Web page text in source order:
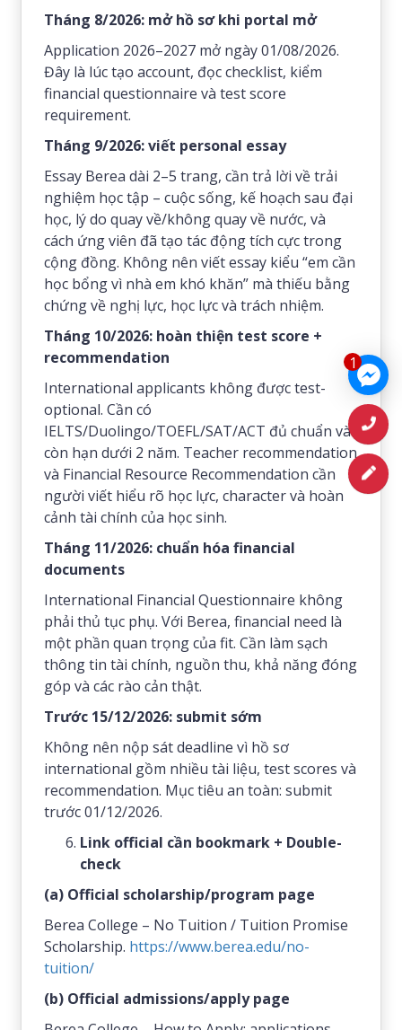
1
Tháng 8/2026: mở hồ sơ khi portal mở
Application 2026–2027 mở ngày 01/08/2026.
Đây là lúc tạo account, đọc checklist, kiểm
financial questionnaire và test score
requirement.
Tháng 9/2026: viết personal essay
Essay Berea dài 2–5 trang, cần trả lời về trải
nghiệm học tập – cuộc sống, kế hoạch sau đại
học, lý do quay về/không quay về nước, và
cách ứng viên đã tạo tác động tích cực trong
cộng đồng. Không nên viết essay kiểu “em cần
học bổng vì nhà em khó khăn” mà thiếu bằng
chứng về nghị lực, học lực và trách nhiệm.
Tháng 10/2026: hoàn thiện test score +
recommendation
International applicants không được test-
optional. Cần có
IELTS/Duolingo/TOEFL/SAT/ACT đủ chuẩn và
còn hạn dưới 2 năm. Teacher recommendation
và Financial Resource Recommendation cần
người viết hiểu rõ học lực, character và hoàn
cảnh tài chính của học sinh.
Tháng 11/2026: chuẩn hóa financial
documents
International Financial Questionnaire không
phải thủ tục phụ. Với Berea, financial need là
một phần quan trọng của fit. Cần làm sạch
thông tin tài chính, nguồn thu, khả năng đóng
góp và các rào cản thật.
Trước 15/12/2026: submit sớm
Không nên nộp sát deadline vì hồ sơ
international gồm nhiều tài liệu, test scores và
recommendation. Mục tiêu an toàn: submit
trước 01/12/2026.
Link official cần bookmark + Double-
check
(a) Official scholarship/program page
Berea College – No Tuition / Tuition Promise
Scholarship. https://www.berea.edu/no-
tuition/
(b) Official admissions/apply page